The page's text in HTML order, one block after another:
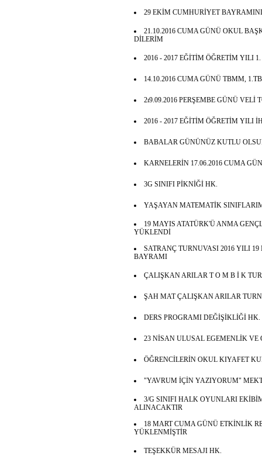
29 EKİM CUMHURİYET
21.10.2016 CUMA GÜNÜ OKUL
DİLERİM
2016 - 2017 EĞİTİM ÖĞRETİM YILI
14.10.2016 CUMA GÜNÜ TBMM,
2ı9.09.2016 PERŞEMBE GÜNÜ
2016 - 2017 EĞİTİM ÖĞRETİM YILI
BABALAR GÜNÜNÜZ KUTLU
KARNELERİN 17.06.2016 CUMA
3G SINIFI PİKNİĞİ HK.
YAŞAYAN MATEMATİK
19 MAYIS ATATÜRK'Ü ANMA
YÜKLENDİ
SATRANÇ TURNUVASI 2016 YILI
BAYRAMI
ÇALIŞKAN ARILAR T O M B İ K
ŞAH MAT ÇALIŞKAN ARILAR
DERS PROGRAMI DEĞİŞİKLİĞİ HK.
23 NİSAN ULUSAL EGEMENLİK
ÖĞRENCİLERİN OKUL KIYAFET
"YAVRUM İÇİN YAZIYORUM"
3/G SINIFI HALK OYUNLARI
ALINACAKTIR
18 MART CUMA GÜNÜ ETKİNLİK
YÜKLENMİŞTİR
TEŞEKKÜR MESAJI HK.